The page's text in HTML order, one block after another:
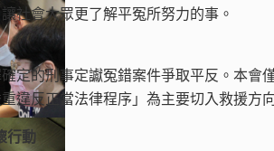
社會大眾更了解平冤所努力的事。
定的刑事定讞冤錯案件爭取平反。本會
違反正當法律程序」為主要切入救援方
行動